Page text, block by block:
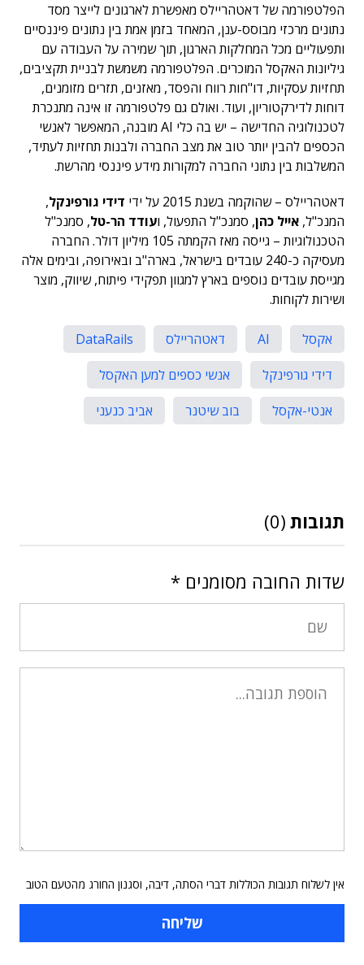
הפלטפורמה של דאטהריילס מאפשרת לארגונים לייצר מסד
נתונים מרכזי מבוסס-ענן, המאחד בזמן אמת בין נתונים פיננסיים
ותפעוליים מכל המחלקות הארגון, תוך שמירה על העבודה עם
גיליונות האקסל המוכרים. הפלטפורמה משמשת לבניית תקציבים,
תחזיות עסקיות, דו"חות רווח והפסד, מאזנים, תזרים מזומנים,
דוחות לדירקטוריון, ועוד. ואולם גם פלטפורמה זו אינה מתנכרת
לטכנולוגיה החדישה – יש בה כלי AI מובנה, המאפשר לאנשי
הכספים להבין יותר טוב את מצב החברה ולבנות תחזיות לעתיד,
המשלבות בין נתוני החברה למקורות מידע פיננסי מהרשת.
דאטהריילס – שהוקמה בשנת 2015 על ידי
דידי גורפינקל,
המנכ"ל, אייל כהן, סמנכ"ל התפעול, ועודד הר-טל, סמנכ"ל
הטכנולוגיות – גייסה מאז הקמתה 105 מיליון דולר. החברה
מעסיקה כ-240 עובדים בישראל, בארה"ב ובאירופה, ובימים אלה
מגייסת עובדים נוספים בארץ למגוון תפקידי פיתוח, שיווק, מוצר
ושירות לקוחות.
אקסל AI דאטהריילס
DataRails
דידי גורפינקל
אנשי כספים למען האקסל
אנטי-אקסל
בוב שיטנר אביב כנעני
תגובות (0)
שדות החובה מסומנים *
אין לשלוח תגובות הכוללות דברי הסתה, דיבה, וסגנון החורג מהטעם הטוב